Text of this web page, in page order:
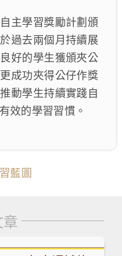
主學習獎勵計劃頒
過去兩個月持續展
好的學生獲頒夾公
成功夾得公仔作獎
動學生持續實踐自
效的學習習慣。
章